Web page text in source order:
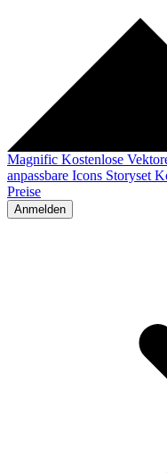
Magnific Kostenlose
anpassbare Icons Storyset
Preise
Anmelden